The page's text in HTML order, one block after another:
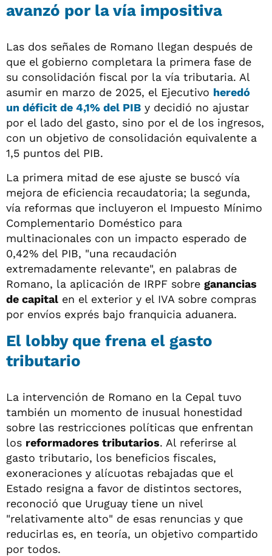
avanzó por la vía impositiva
Las dos señales de Romano llegan después de
que el gobierno completara la primera fase de
su consolidación fiscal por la vía tributaria. Al
asumir en marzo de 2025, el Ejecutivo heredó
un déficit de 4,1% del PIB y decidió no ajustar
por el lado del gasto, sino por el de los ingresos,
con un objetivo de consolidación equivalente a
1,5 puntos del PIB.
La primera mitad de ese ajuste se buscó vía
mejora de eficiencia recaudatoria; la segunda,
vía reformas que incluyeron el Impuesto Mínimo
Complementario Doméstico para
multinacionales con un impacto esperado de
0,42% del PIB, "una recaudación
extremadamente relevante", en palabras de
Romano, la aplicación de IRPF sobre ganancias
de capital en el exterior y el IVA sobre compras
por envíos exprés bajo franquicia aduanera.
El lobby que frena el gasto
tributario
La intervención de Romano en la Cepal tuvo
también un momento de inusual honestidad
sobre las restricciones políticas que enfrentan
los reformadores tributarios. Al referirse al
gasto tributario, los beneficios fiscales,
exoneraciones y alícuotas rebajadas que el
Estado resigna a favor de distintos sectores,
reconoció que Uruguay tiene un nivel
"relativamente alto" de esas renuncias y que
reducirlas es, en teoría, un objetivo compartido
por todos.